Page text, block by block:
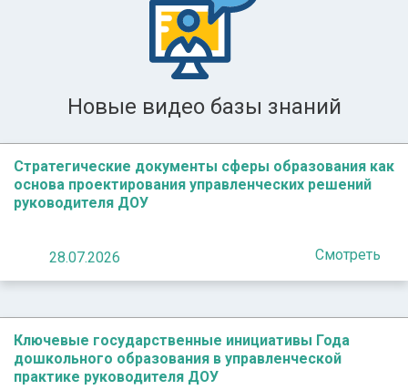
Новые видео базы знаний
Стратегические документы сферы образования как
основа проектирования управленческих решений
руководителя ДОУ
28.07.2026 Смотреть
Ключевые государственные инициативы Года
дошкольного образования в управленческой
практике руководителя ДОУ